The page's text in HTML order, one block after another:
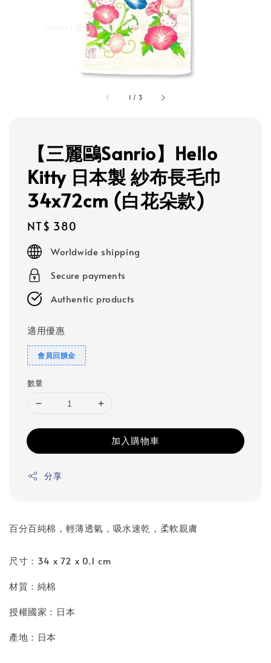
1 / 3
【三麗鷗Sanrio】Hello
Kitty 日本製 紗布長毛巾
34x72cm (白花朵款)
Regular
price
NT$ 380
Worldwide shipping
Secure payments
Authentic products
適用優惠
會員回饋金
數量
加入購物車
分享
百分百純棉，輕薄透氣，吸水速乾，柔軟親膚
尺寸：34 x 72 x 0.1 cm
材質：純棉
授權國家：日本
產地：日本